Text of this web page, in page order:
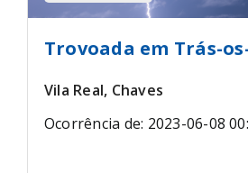
Trovoada em Trás-
Vila Real, Chaves
Ocorrência de: 2023-06-08